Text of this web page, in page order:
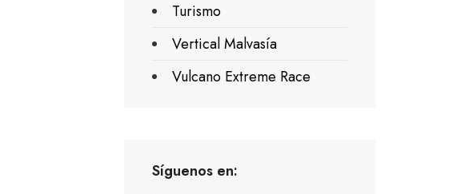
Turismo
Vertical Malvasía
Vulcano Extreme Race
Síguenos en: